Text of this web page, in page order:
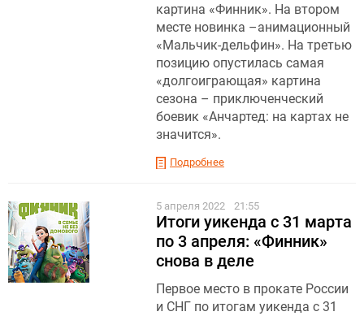
картина «Финник». На втором
месте новинка –анимационный
«Мальчик-дельфин». На третью
позицию опустилась самая
«долгоиграющая» картина
сезона – приключенческий
боевик «Анчартед: на картах не
значится».
Подробнее
5 апреля 2022 21:55
Итоги уикенда с 31 марта
по 3 апреля: «Финник»
снова в деле
Первое место в прокате России
и СНГ по итогам уикенда с 31